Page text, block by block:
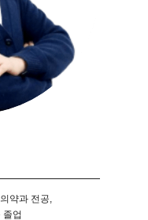
약과 전공,
졸업